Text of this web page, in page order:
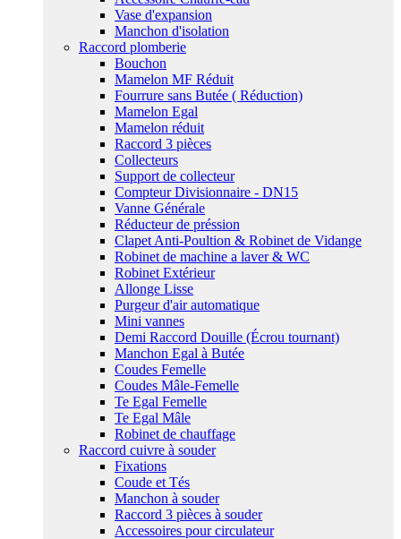
Vase d'expansion
Manchon d'isolation
Raccord plomberie
Bouchon
Mamelon MF Réduit
Fourrure sans Butée ( Réduction)
Mamelon Egal
Mamelon réduit
Raccord 3 pièces
Collecteurs
Support de collecteur
Compteur Divisionnaire - DN15
Vanne Générale
Réducteur de préssion
Clapet Anti-Poultion & Robinet de Vidange
Robinet de machine a laver & WC
Robinet Extérieur
Allonge Lisse
Purgeur d'air automatique
Mini vannes
Demi Raccord Douille (Écrou tournant)
Manchon Egal à Butée
Coudes Femelle
Coudes Mâle-Femelle
Te Egal Femelle
Te Egal Mâle
Robinet de chauffage
Raccord cuivre à souder
Fixations
Coude et Tés
Manchon à souder
Raccord 3 pièces à souder
Accessoires pour circulateur